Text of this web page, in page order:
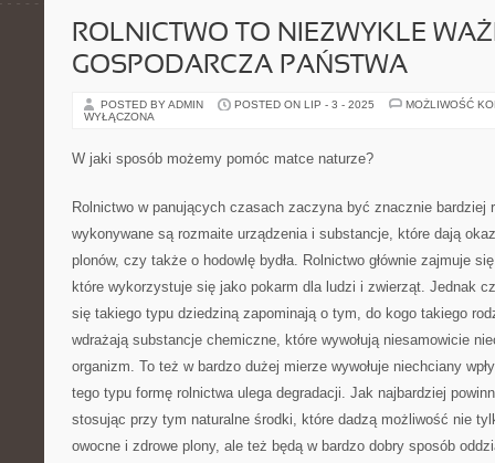
ROLNICTWO TO NIEZWYKLE
GOSPODARCZA PAŃSTWA
POSTED BY ADMIN POSTED ON LIP - 3 - 2025
MOŻLIWOŚĆ
WYŁĄCZONA
W jaki sposób możemy pomóc matce naturze?
Rolnictwo w panujących czasach zaczyna być znacznie bardziej
wykonywane są rozmaite urządzenia i substancje, które dają
plonów, czy także o hodowlę bydła. Rolnictwo głównie zajmuje
które wykorzystuje się jako pokarm dla ludzi i zwierząt. Jednak
się takiego typu dziedziną zapominają o tym, do kogo takiego
wdrażają substancje chemiczne, które wywołują niesamowicie
organizm. To też w bardzo dużej mierze wywołuje niechciany
tego typu formę rolnictwa ulega degradacji. Jak najbardziej
stosując przy tym naturalne środki, które dadzą możliwość nie
owocne i zdrowe plony, ale też będą w bardzo dobry sposób